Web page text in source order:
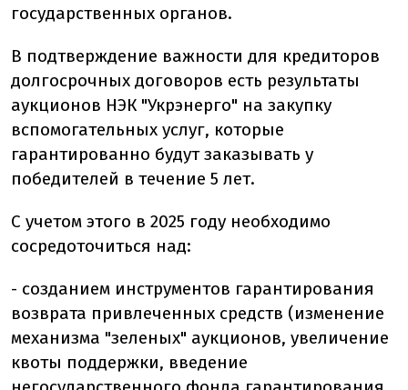
государственных органов.
В подтверждение важности для кредиторов
долгосрочных договоров есть результаты
аукционов НЭК "Укрэнерго" на закупку
вспомогательных услуг, которые
гарантированно будут заказывать у
победителей в течение 5 лет.
С учетом этого в 2025 году необходимо
сосредоточиться над:
- созданием инструментов гарантирования
возврата привлеченных средств (изменение
механизма "зеленых" аукционов, увеличение
квоты поддержки, введение